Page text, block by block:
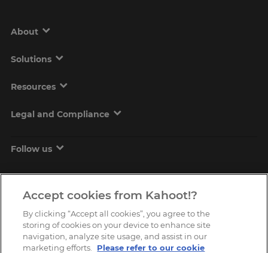
About
Solutions
Resources
Legal and Compliance
Follow us
Save
Settings
Accept cookies from Kahoot!?
By clicking “Accept all cookies”, you agree to the
storing of cookies on your device to enhance site
navigation, analyze site usage, and assist in our
marketing efforts.
Please refer to our cookie